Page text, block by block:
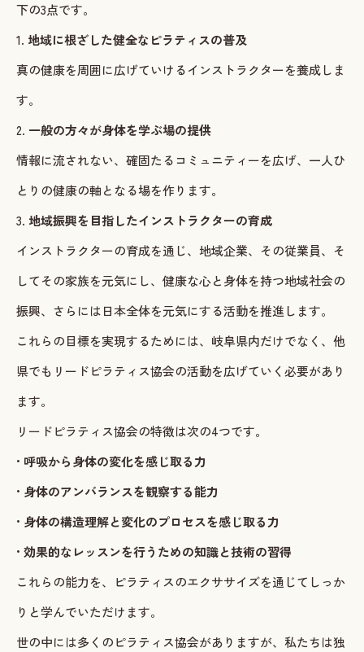
下の3点です。
1. 地域に根ざした健全なピラティスの普及
真の健康を周囲に広げていけるインストラクターを養成しま
す。
2. 一般の方々が身体を学ぶ場の提供
情報に流されない、確固たるコミュニティーを広げ、一人ひ
とりの健康の軸となる場を作ります。
3. 地域振興を目指したインストラクターの育成
インストラクターの育成を通じ、地域企業、その従業員、そ
してその家族を元気にし、健康な心と身体を持つ地域社会の
振興、さらには日本全体を元気にする活動を推進します。
これらの目標を実現するためには、岐阜県内だけでなく、他
県でもリードピラティス協会の活動を広げていく必要があり
ます。
リードピラティス協会の特徴は次の4つです。
• 呼吸から身体の変化を感じ取る力
• 身体のアンバランスを観察する能力
• 身体の構造理解と変化のプロセスを感じ取る力
• 効果的なレッスンを行うための知識と技術の習得
これらの能力を、ピラティスのエクササイズを通じてしっか
りと学んでいただけます。
世の中には多くのピラティス協会がありますが、私たちは独